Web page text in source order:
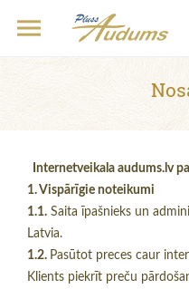
Internetveikala audums.lv
1. Vispārīgie noteikumi
1.1. Saita īpašnieks un
Latvia.
1.2. Pasūtot preces caur
Klients piekrīt preču